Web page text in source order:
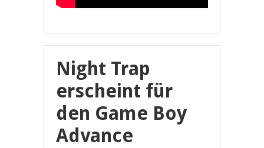
Night Trap
erscheint für
den Game Boy
Advance